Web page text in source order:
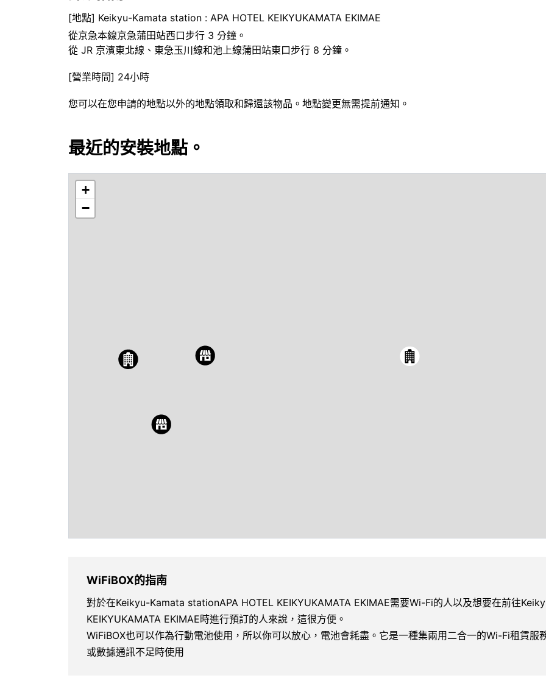
[地點] Keikyu-Kamata station : APA HOTEL KEIKYUKAMATA EKIMAE
從京急本線京急蒲田站西口步行 3 分鐘。
從 JR 京濱東北線、東急玉川線和池上線蒲田站東口步行 8 分鐘。
[營業時間] 24小時
您可以在您申請的地點以外的地點領取和歸還該物品。地點變更無需提前通知。
最近的安裝地點。
+
−
WiFiBOX的指南
對於在Keikyu-Kamata stationAPA HOTEL KEIKYUKAMATA EKIMAE需要Wi-Fi的人以及想要在前往
KEIKYUKAMATA EKIMAE時進行預訂的人來說，這很方便。
WiFiBOX也可以作為行動電池使用，所以你可以放心，電池會耗盡。它是一種集兩用二合一的Wi-Fi租賃服
或數據通訊不足時使用